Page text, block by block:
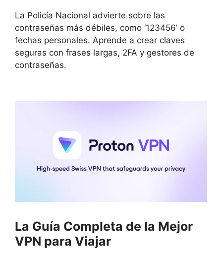
La Policía Nacional advierte sobre las
contraseñas más débiles, como ‘123456’ o
fechas personales. Aprende a crear claves
seguras con frases largas, 2FA y gestores de
contraseñas.
La Guía Completa de la Mejor
VPN para Viajar